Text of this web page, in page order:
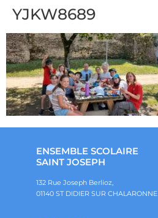
YJKW8689
ENSEMBLE SCOLAIRE
SAINT JOSEPH
132 Rue Joseph Berlioz,
01140 ST DIDIER SUR CHALARONNE